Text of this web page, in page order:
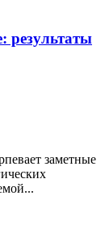
результаты
заметные